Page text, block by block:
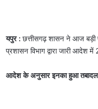
यपुर :छत्तीसगढ़ शासन ने आज बड़ी
प्रशासन विभाग द्वारा जारी आदेश
आदेश के अनुसार इनका हुआ